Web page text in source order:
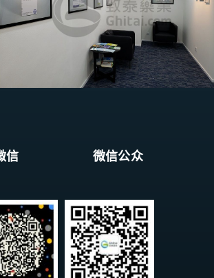
微信 微信公众